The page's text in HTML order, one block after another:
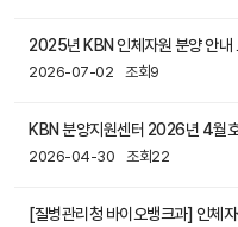
2025년 KBN 인체자원 분양 안내
2026-07-02 조회9
KBN 분양지원센터 2026년 4월
2026-04-30 조회22
[질병관리청 바이오뱅크과] 인체